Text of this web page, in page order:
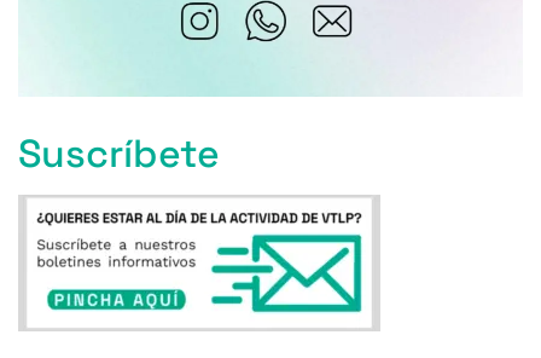
Suscríbete